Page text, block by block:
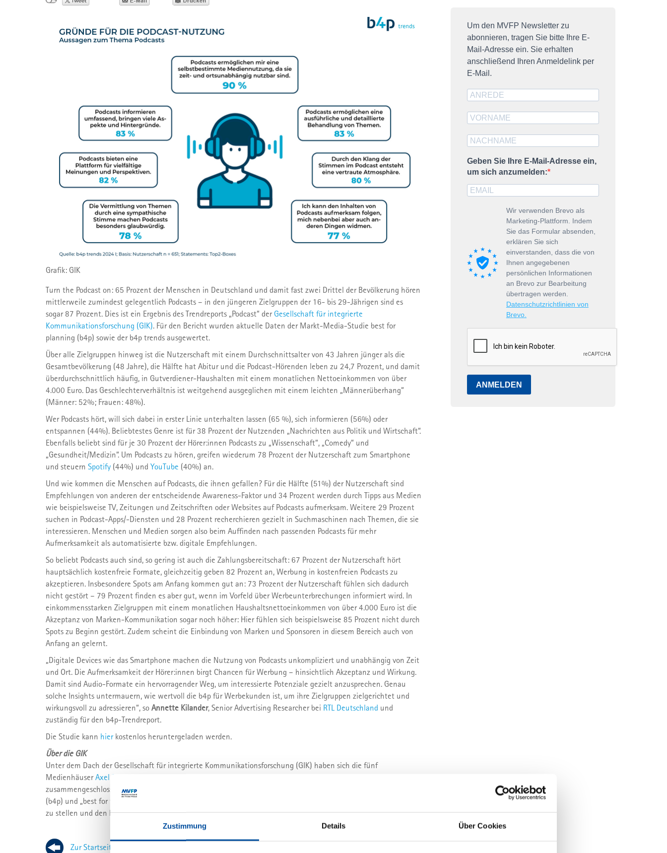
Zustimmung Details Über Cookies
Publikationen
MVFP impuls
VDZ-Nummer
Strategische Partner
Grafik: GIK
Turn the Podcast on: 65 Prozent der Menschen in Deutschland und damit fast zwei Drittel der Bevölkerung hören
mittlerweile zumindest gelegentlich Podcasts – in den jüngeren Zielgruppen der 16- bis 29-Jährigen sind es
sogar 87 Prozent. Dies ist ein Ergebnis des Trendreports „Podcast“ derGesellschaft für integrierte
Kommunikationsforschung (GIK). Für den Bericht wurden aktuelle Daten der Markt-Media-Studie best for
planning (b4p) sowie der b4p trends ausgewertet.
Über alle Zielgruppen hinweg ist die Nutzerschaft mit einem Durchschnittsalter von 43 Jahren jünger als die
Gesamtbevölkerung (48 Jahre), die Hälfte hat Abitur und die Podcast-Hörenden leben zu 24,7 Prozent, und damit
überdurchschnittlich häufig, in Gutverdiener-Haushalten mit einem monatlichen Nettoeinkommen von über
4.000 Euro. Das Geschlechterverhältnis ist weitgehend ausgeglichen mit einem leichten „Männerüberhang“
(Männer: 52%; Frauen: 48%).
Wer Podcasts hört, will sich dabei in erster Linie unterhalten lassen (65 %), sich informieren (56%) oder
entspannen (44%). Beliebtestes Genre ist für 38 Prozent der Nutzenden „Nachrichten aus Politik und Wirtschaft“.
Ebenfalls beliebt sind für je 30 Prozent der Hörer:innen Podcasts zu „Wissenschaft“, „Comedy“ und
„Gesundheit/Medizin“. Um Podcasts zu hören, greifen wiederum 78 Prozent der Nutzerschaft zum Smartphone
und steuern Spotify (44%) und YouTube (40%) an.
Und wie kommen die Menschen auf Podcasts, die ihnen gefallen? Für die Hälfte (51%) der Nutzerschaft sind
Empfehlungen von anderen der entscheidende Awareness-Faktor und 34 Prozent werden durch Tipps aus Medien
wie beispielsweise TV, Zeitungen und Zeitschriften oder Websites auf Podcasts aufmerksam. Weitere 29 Prozent
suchen in Podcast-Apps/-Diensten und 28 Prozent recherchieren gezielt in Suchmaschinen nach Themen, die sie
interessieren. Menschen und Medien sorgen also beim Auffinden nach passenden Podcasts für mehr
Aufmerksamkeit als automatisierte bzw. digitale Empfehlungen.
So beliebt Podcasts auch sind, so gering ist auch die Zahlungsbereitschaft: 67 Prozent der Nutzerschaft hört
hauptsächlich kostenfreie Formate, gleichzeitig geben 82 Prozent an, Werbung in kostenfreien Podcasts zu
akzeptieren. Insbesondere Spots am Anfang kommen gut an: 73 Prozent der Nutzerschaft fühlen sich dadurch
nicht gestört – 79 Prozent finden es aber gut, wenn im Vorfeld über Werbeunterbrechungen informiert wird. In
einkommensstarken Zielgruppen mit einem monatlichen Haushaltsnettoeinkommen von über 4.000 Euro ist die
Akzeptanz von Marken-Kommunikation sogar noch höher: Hier fühlen sich beispielsweise 85 Prozent nicht durch
Spots zu Beginn gestört. Zudem scheint die Einbindung von Marken und Sponsoren in diesem Bereich auch von
Anfang an gelernt.
„Digitale Devices wie das Smartphone machen die Nutzung von Podcasts unkompliziert und unabhängig von Zeit
und Ort. Die Aufmerksamkeit der Hörer:innen birgt Chancen für Werbung – hinsichtlich Akzeptanz und Wirkung.
Damit sind Audio-Formate ein hervorragender Weg, um interessierte Potenziale gezielt anzusprechen. Genau
solche Insights untermauern, wie wertvoll die b4p für Werbekunden ist, um ihre Zielgruppen zielgerichtet und
wirkungsvoll zu adressieren“, so Annette Kilander, Senior Advertising Researcher bei RTL Deutschland und
zuständig für den b4p-Trendreport.
Die Studie kann hierkostenlos heruntergeladen werden.
Über die GIK
Unter dem Dach der Gesellschaft für integrierte Kommunikationsforschung (GIK) haben sich die fünf
MedienhäuserAxel Springer
zusammengeschlossen. Sie betreiben gemeinsam die crossmedialen Markt-Media-Studien „best for planning“
(b4p) und „best for tracking“ (b4t), um Kunden und Marktpartnern Daten für ihre Werbeplanung zur Verfügung
zu stellen und den Einsatz von Werbemitteln zu evaluieren.
Zur Startseite
Um den MVFP Newsletter zu
abonnieren, tragen Sie bitte Ihre E-
Mail-Adresse ein. Sie erhalten
anschließend Ihren Anmeldelink per
E-Mail.
Geben Sie Ihre E-Mail-Adresse ein,
um sich anzumelden:
Wir verwenden Brevo als
Marketing-Plattform. Indem
Sie das Formular absenden,
erklären Sie sich
einverstanden, dass die von
Ihnen angegebenen
persönlichen Informationen
an Brevo zur Bearbeitung
übertragen werden.
Datenschutzrichtlinien von
Brevo.
ANMELDEN